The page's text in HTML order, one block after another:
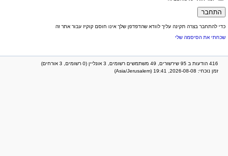
כדי להתחבר בצרה תקינה עליך לוודא שהדפדפן שלך אינו חוסם קוקיז עבור אתר זה
שכחתי את הסיסמה שלי
416 הודעות ב 95 שירשורים, 49 משתמשים רשומים, 3 אונליין (0 רשומים, 3 אורחים)
זמן נוכחי: 2026-08-08, 19:41 (Asia/Jerusalem)